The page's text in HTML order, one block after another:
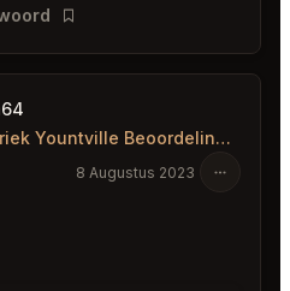
Bladwijzer
De Franse Koekjesfabriek Yountville Beoordelingen
8 Augustus 2023